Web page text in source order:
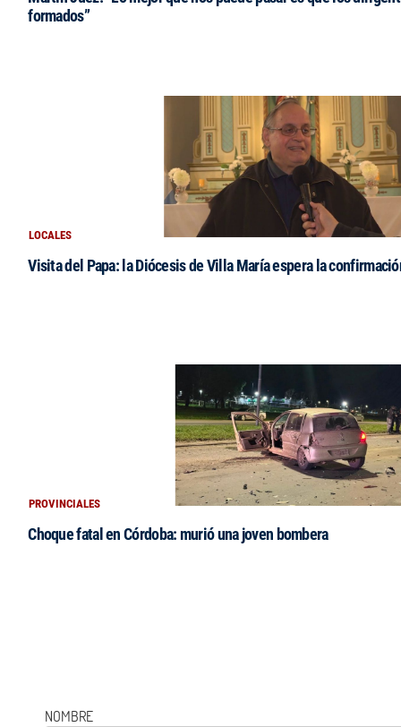
formados”
LOCALES
Visita del Papa: la Diócesis de Villa María espera la
PROVINCIALES
Choque fatal en Córdoba: murió una joven bombera
NOMBRE